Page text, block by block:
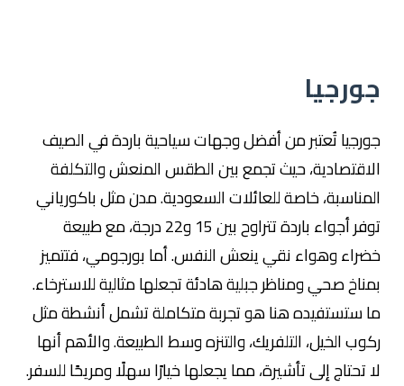
جورجيا
جورجيا تُعتبر من أفضل وجهات سياحية باردة في الصيف
الاقتصادية، حيث تجمع بين الطقس المنعش والتكلفة
المناسبة، خاصة للعائلات السعودية. مدن مثل باكورياني
توفر أجواء باردة تتراوح بين 15 و22 درجة، مع طبيعة
خضراء وهواء نقي ينعش النفس. أما بورجومي، فتتميز
بمناخ صحي ومناظر جبلية هادئة تجعلها مثالية للاسترخاء.
ما ستستفيده هنا هو تجربة متكاملة تشمل أنشطة مثل
ركوب الخيل، التلفريك، والتنزه وسط الطبيعة. والأهم أنها
لا تحتاج إلى تأشيرة، مما يجعلها خيارًا سهلًا ومريحًا للسفر.